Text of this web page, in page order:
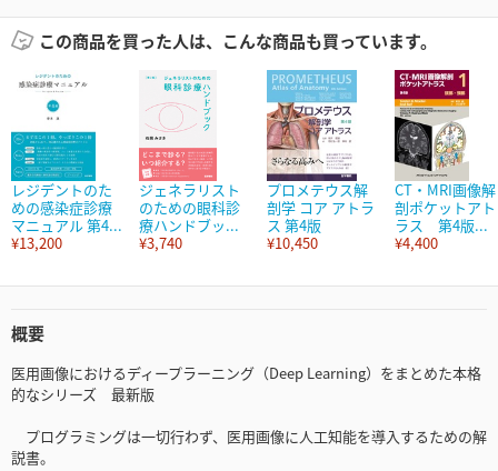
この商品を買った人は、こんな商品も買っています。
レジデントのた
めの感染症診療
マニュアル 第4...
¥13,200
ジェネラリスト
のための眼科診
療ハンドブッ...
¥3,740
プロメテウス解
剖学 コア アトラ
ス 第4版
¥10,450
CT・MRI画像解
剖ポケットアト
ラス 第4版...
¥4,400
概要
医用画像におけるディープラーニング（Deep Learning）をまとめた本格
的なシリーズ 最新版
プログラミングは一切行わず、医用画像に人工知能を導入するための解
説書。